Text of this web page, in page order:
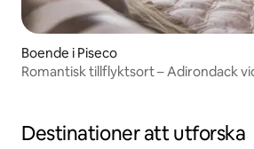
Boende i Piseco
Romantisk tillflyktsort – Adirondack
Destinationer att utforska